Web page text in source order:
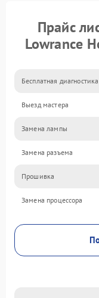
Прайс
Lowrance
Бесплатная диагностика
Выезд мастера
Замена лампы
Замена разъема
Прошивка
Замена процессора